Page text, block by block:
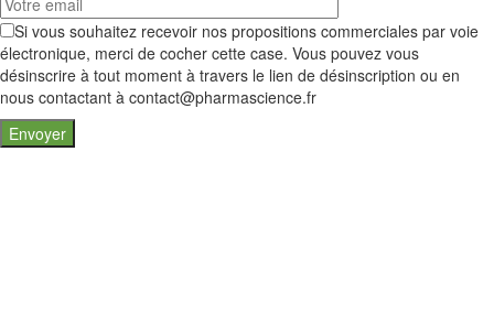
Si vous souhaitez recevoir nos propositions commerciales par voie
électronique, merci de cocher cette case. Vous pouvez vous
désinscrire à tout moment à travers le lien de désinscription ou en
nous contactant à contact@pharmascience.fr